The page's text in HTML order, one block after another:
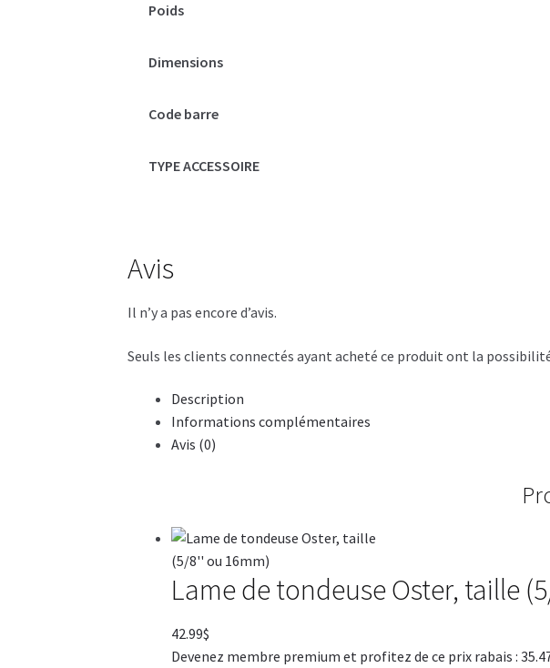
Poids
Dimensions
Code barre
TYPE ACCESSOIRE
Avis
Il n’y a pas encore d’avis.
Seuls les clients connectés ayant acheté ce produit ont la
Description
Informations complémentaires
Avis (0)
Lame de tondeuse Oster, taille
42.99$
Devenez membre premium et profitez de ce prix rabais :